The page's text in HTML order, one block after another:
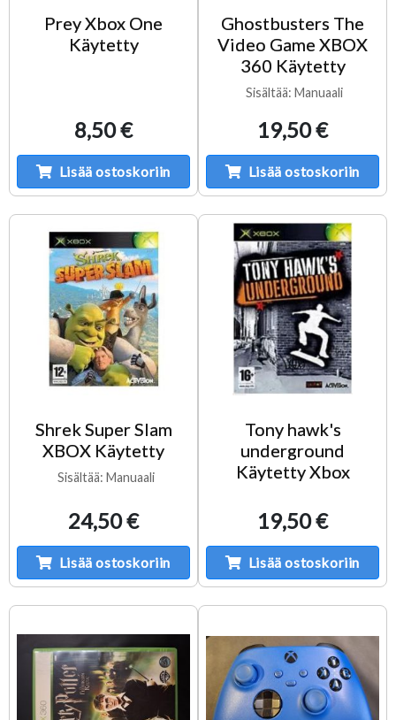
Prey Xbox One
Käytetty
8,50 €
Lisää ostoskoriin
Ghostbusters The
Video Game XBOX
360 Käytetty
Sisältää: Manuaali
19,50 €
Lisää ostoskoriin
Shrek Super Slam
XBOX Käytetty
Sisältää: Manuaali
24,50 €
Lisää ostoskoriin
Tony hawk's
underground
Käytetty Xbox
19,50 €
Lisää ostoskoriin